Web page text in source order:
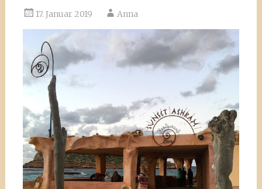
17. Januar 2019 Anna